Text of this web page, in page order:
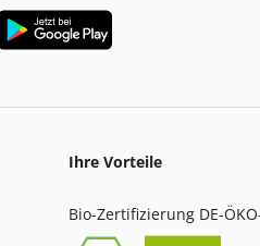
Ihre Vorteile
Bio-Zertifizierung DE-